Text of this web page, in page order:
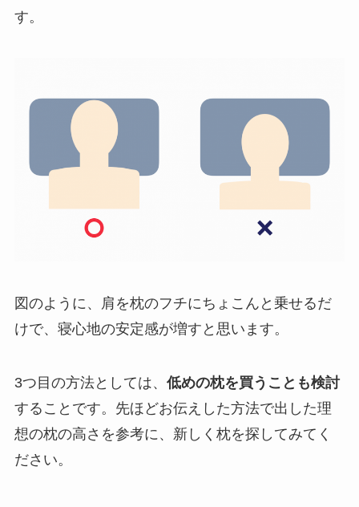
す。
図のように、肩を枕のフチにちょこんと乗せるだ
けで、寝心地の安定感が増すと思います。
3つ目の方法としては、 低めの枕を買うことも検討
することです。先ほどお伝えした方法で出した理
想の枕の高さを参考に、新しく枕を探してみてく
ださい。